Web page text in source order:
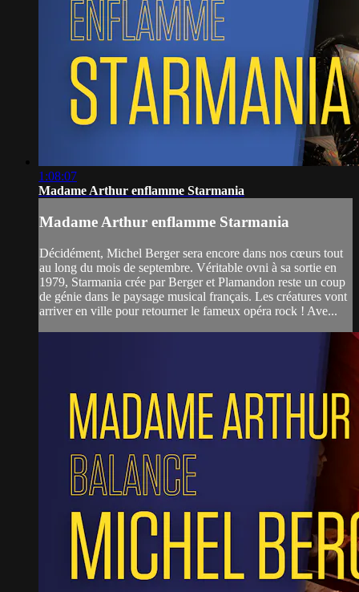
1:08:07
Madame Arthur enflamme Starmania
Madame Arthur enflamme Starmania
Décidément, Michel Berger sera encore dans nos cœurs tout
au long du mois de septembre. Véritable ovni à sa sortie en
1979, Starmania crée par Berger et Plamandon reste un coup
de génie dans le paysage musical français. Les créatures vont
arriver en ville pour retourner le fameux opéra rock ! Ave...